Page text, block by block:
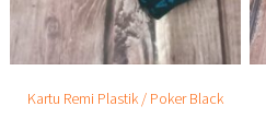
Kartu Remi Plastik / Poker Black